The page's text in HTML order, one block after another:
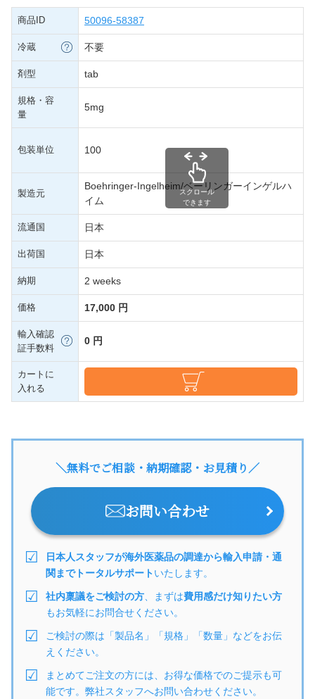
商品ID 50096-58387
冷蔵 不要
剤型 tab
規格・容
量
5mg
包装単位 100
製造元
Boehringer-Ingelheim/ベーリンガーインゲルハ
イム
流通国 日本
出荷国 日本
納期 2 weeks
価格 17,000 円
輸入確認
証手数料
0 円
カートに
入れる
スクロール
できます
＼無料でご相談・納期確認・お見積り／
お問い合わせ
日本人スタッフが海外医薬品の調達から輸入申請・通
関までトータルサポートいたします。
社内稟議をご検討の方 、まずは費用感だけ知りたい方
もお気軽にお問合せください。
ご検討の際は「製品名」「規格」「数量」などをお伝
えください。
まとめてご注文の方には、お得な価格でのご提示も可
能です。弊社スタッフへお問い合わせください。